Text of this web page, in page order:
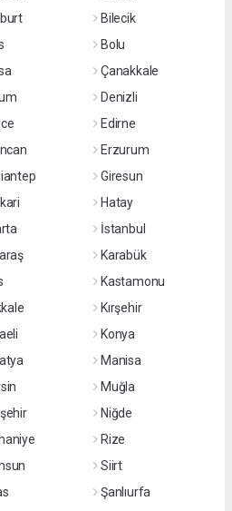
Bilecik
Bolu
Çanakkale
Denizli
Edirne
Erzurum
Giresun
Hatay
İstanbul
Karabük
Kastamonu
Kırşehir
Konya
Manisa
Muğla
Niğde
Rize
Siirt
Şanlıurfa